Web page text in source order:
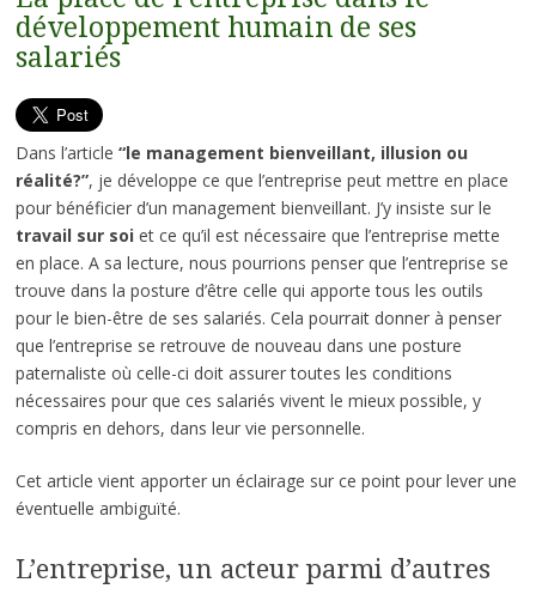
développement humain de ses
salariés
Dans l’article “le management bienveillant, illusion ou
réalité?”, je développe ce que l’entreprise peut mettre en place
pour bénéficier d’un management bienveillant. J’y insiste sur le
travail sur soiet ce qu’il est nécessaire que l’entreprise mette
en place. A sa lecture, nous pourrions penser que l’entreprise se
trouve dans la posture d’être celle qui apporte tous les outils
pour le bien-être de ses salariés. Cela pourrait donner à penser
que l’entreprise se retrouve de nouveau dans une posture
paternaliste où celle-ci doit assurer toutes les conditions
nécessaires pour que ces salariés vivent le mieux possible, y
compris en dehors, dans leur vie personnelle.
Cet article vient apporter un éclairage sur ce point pour lever une
éventuelle ambiguïté.
L’entreprise, un acteur parmi d’autres